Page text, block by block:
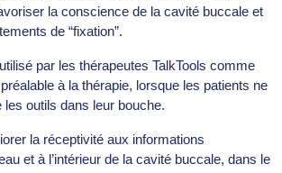
la conscience de la cavité buccale et
de “fixation”.
par les thérapeutes TalkTools comme
à la thérapie, lorsque les patients ne
les outils dans leur bouche.
la réceptivité aux informations
et à l’intérieur de la cavité buccale, dans le